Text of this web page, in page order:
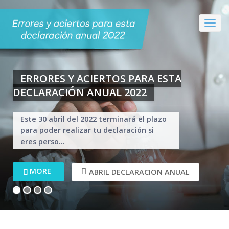
ERRORES Y ACIERTOS PARA ESTA
DECLARACIÓN ANUAL 2022
Este 30 abril del 2022 terminará el plazo
para poder realizar tu declaración si
eres perso...
MORE ABRIL DECLARACION ANUAL